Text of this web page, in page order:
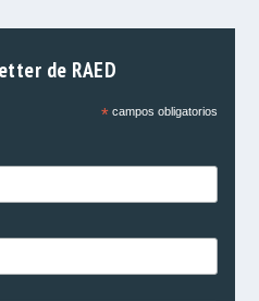
de RAED
*campos obligatorios